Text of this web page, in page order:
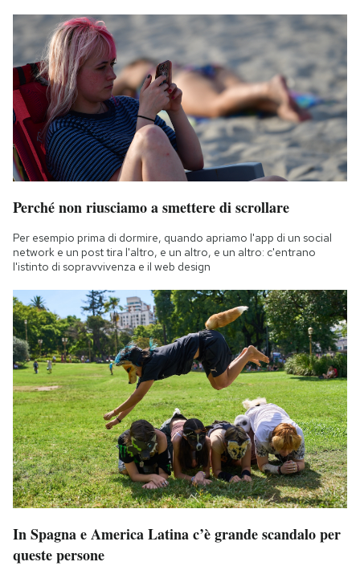
Perché non riusciamo a smettere di scrollare
Per esempio prima di dormire, quando apriamo l'app di un social
network e un post tira l'altro, e un altro, e un altro: c'entrano
l'istinto di sopravvivenza e il web design
In Spagna e America Latina c’è grande scandalo per
queste persone